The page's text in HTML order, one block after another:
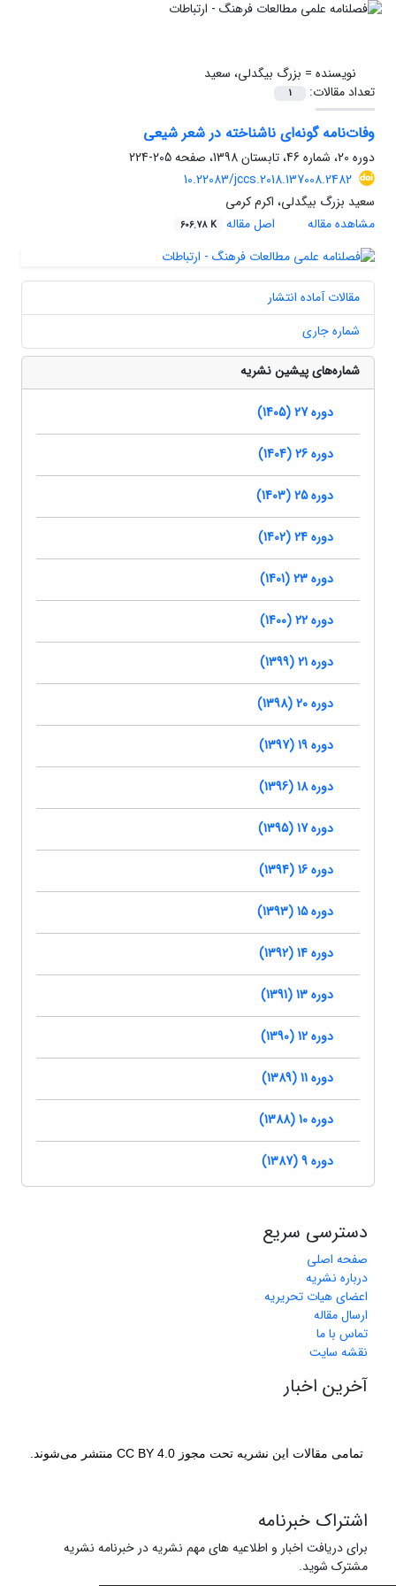
نویسنده = بزرگ بیگدلی، سعید
تعداد مقالات:
1
وفات‌نامه گونه‌ای ناشناخته در شعر شیعی
دوره 20، شماره 46، تابستان 1398، صفحه
205-224
10.22083/jccs.2018.137008.2482
سعید بزرگ بیگدلی، اکرم کرمی
مشاهده مقاله
اصل مقاله 606.78 K
مقالات آماده انتشار
شماره جاری
شماره‌های پیشین نشریه
دوره 27 (1405)
دوره 26 (1404)
دوره 25 (1403)
دوره 24 (1402)
دوره 23 (1401)
دوره 22 (1400)
دوره 21 (1399)
دوره 20 (1398)
دوره 19 (1397)
دوره 18 (1396)
دوره 17 (1395)
دوره 16 (1394)
دوره 15 (1393)
دوره 14 (1392)
دوره 13 (1391)
دوره 12 (1390)
دوره 11 (1389)
دوره 10 (1388)
دوره 9 (1387)
دسترسی سریع
صفحه اصلی
درباره نشریه
اعضای هیات تحریریه
ارسال مقاله
تماس با ما
نقشه سایت
آخرین اخبار
تمامی مقالات این نشریه تحت مجوز CC BY 4.0 منتشر می‌شوند.
اشتراک خبرنامه
برای دریافت اخبار و اطلاعیه های مهم نشریه در خبرنامه نشریه
مشترک شوید.